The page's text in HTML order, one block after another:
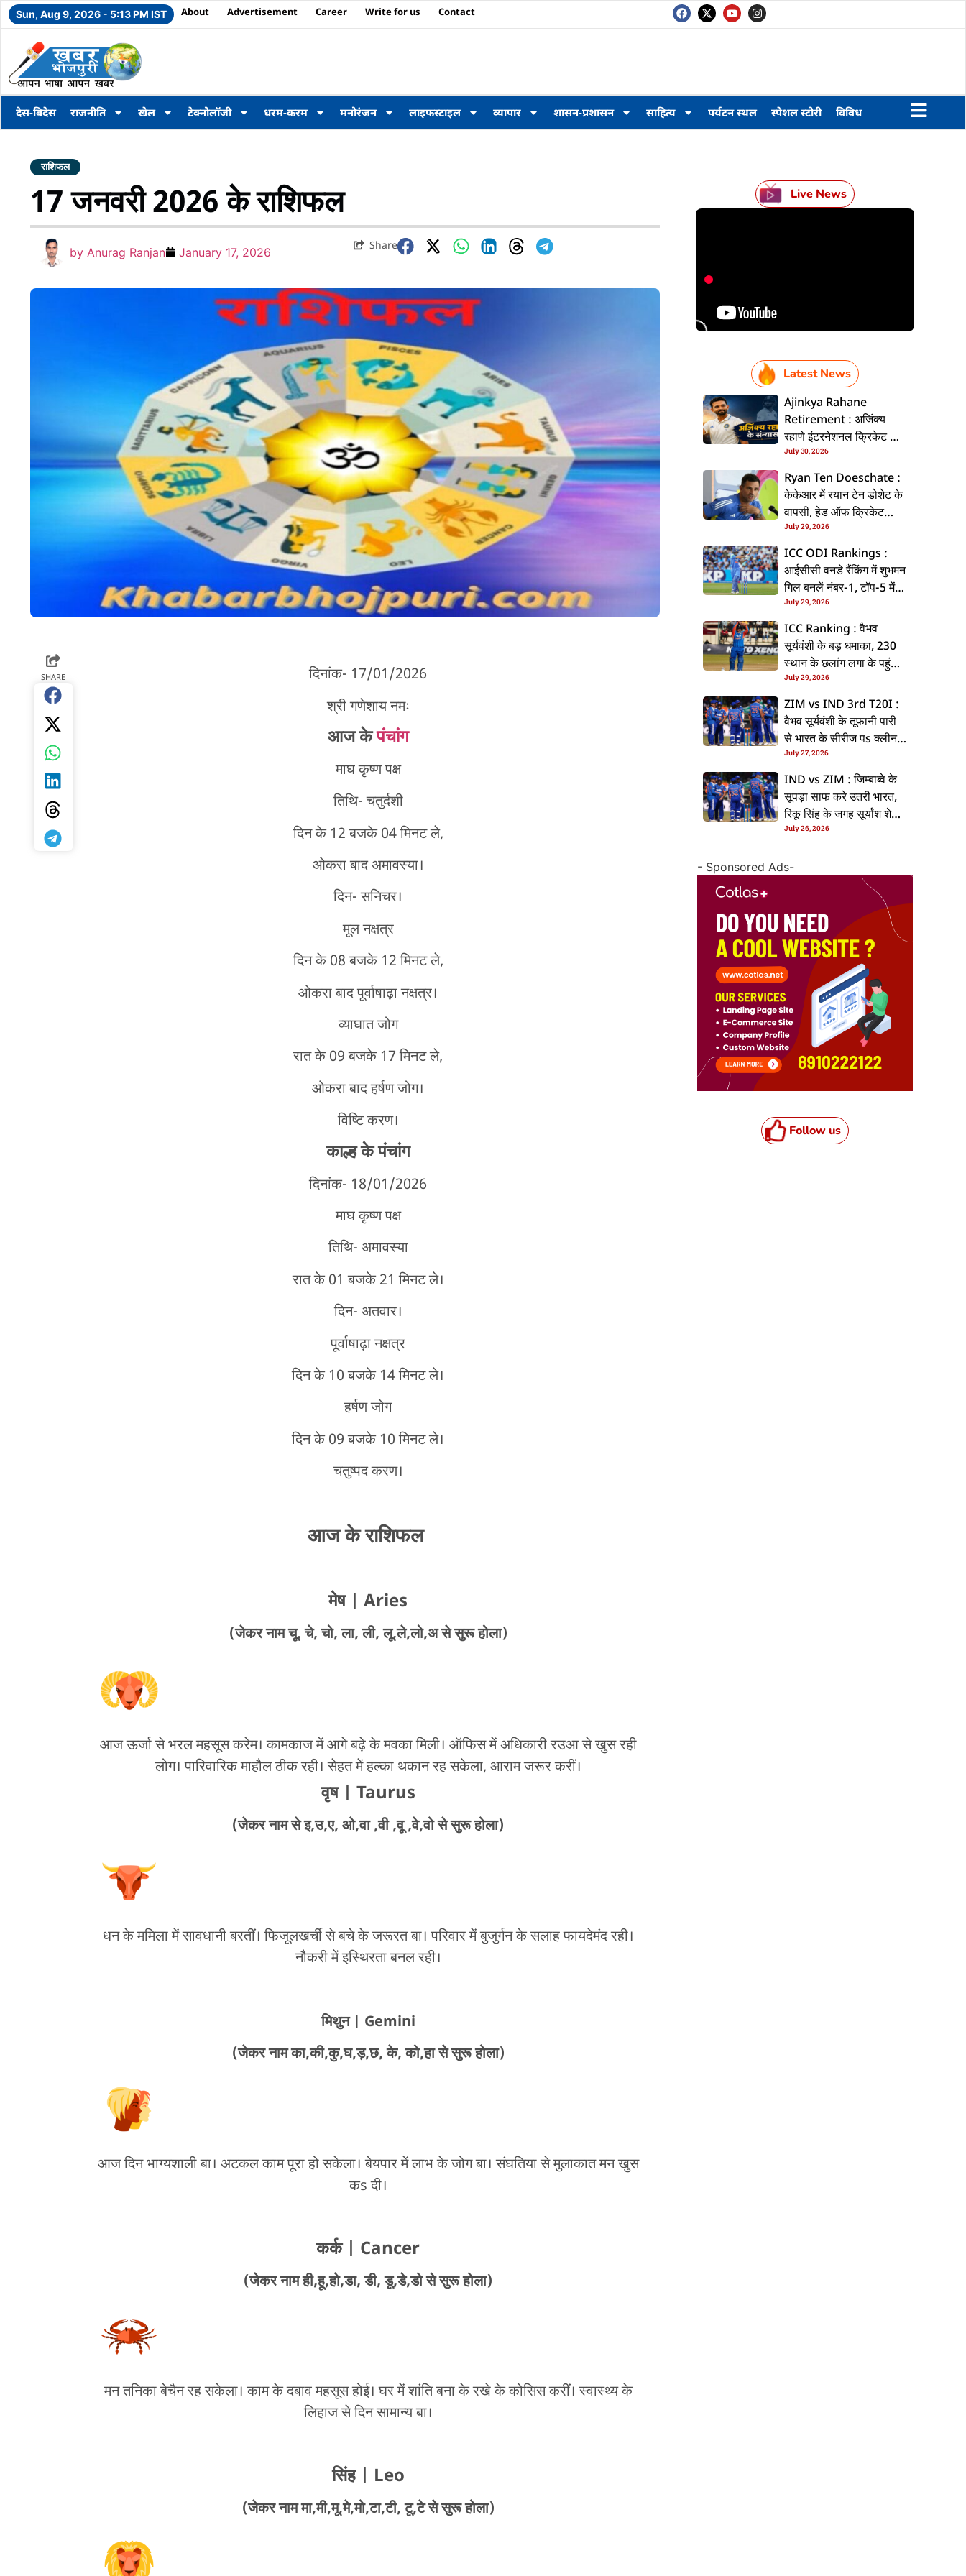
Sun, Aug 9, 2026 - 5:13 PM IST About Advertisement Career Write for us Contact
देस-बिदेस राजनीति खेल टेक्नोलॉजी धरम-करम मनोरंजन लाइफस्टाइल व्यापार शासन-प्रशासन साहित्य पर्यटन स्थल स्पेशल स्टोरी विविध
राशिफल
17 जनवरी 2026 के राशिफल
by Anurag Ranjan January 17, 2026
Share
SHARE
दिनांक- 17/01/2026
श्री गणेशाय नमः
आज केपंचांग
माघ कृष्ण पक्ष
तिथि- चतुर्दशी
दिन के 12 बजके 04 मिनट ले,
ओकरा बाद अमावस्या।
दिन- सनिचर।
मूल नक्षत्र
दिन के 08 बजके 12 मिनट ले,
ओकरा बाद पूर्वाषाढ़ा नक्षत्र।
व्याघात जोग
रात के 09 बजके 17 मिनट ले,
ओकरा बाद हर्षण जोग।
विष्टि करण।
काल्हके पंचांग
दिनांक- 18/01/2026
माघ कृष्ण पक्ष
तिथि- अमावस्या
रात के 01 बजके 21 मिनट ले।
दिन- अतवार।
पूर्वाषाढ़ा नक्षत्र
दिन के 10 बजके 14 मिनट ले।
हर्षण जोग
दिन के 09 बजके 10 मिनट ले।
चतुष्पद करण।
आज के राशिफल
मेष | Aries
(जेकर नाम चू, चे, चो, ला, ली, लू,ले,लो,अ से सुरू होला)
आज ऊर्जा से भरल महसूस करेम। कामकाज में आगे बढ़े के मवका मिली। ऑफिस में अधिकारी रउआ से खुस रही
लोग। पारिवारिक माहौल ठीक रही। सेहत में हल्का थकान रह सकेला, आराम जरूर करीं।
वृष | Taurus
(जेकर नाम से इ,उ,ए, ओ,वा ,वी ,वू ,वे,वो से सुरू होला)
धन के ममिला में सावधानी बरतीं। फिजूलखर्ची से बचे के जरूरत बा। परिवार में बुजुर्गन के सलाह फायदेमंद रही।
नौकरी में इस्थिरता बनल रही।
मिथुन
| Gemini
(जेकर नाम का,की,कु,घ,ड़,छ, के, को,हा से सुरू होला)
आज दिन भाग्यशाली बा। अटकल काम पूरा हो सकेला। बेयपार में लाभ के जोग बा। संघतिया से मुलाकात मन खुस
कs दी।
कर्क | Cancer
(जेकर नाम ही,हू,हो,डा, डी, डू,डे,डो से सुरू होला)
मन तनिका बेचैन रह सकेला। काम के दबाव महसूस होई। घर में शांति बना के रखे के कोसिस करीं। स्वास्थ्य के
लिहाज से दिन सामान्य बा।
सिंह | Leo
(जेकर नाम मा,मी,मू,मे,मो,टा,टी, टू,टे से सुरू होला)
Live News
Latest News
Ajinkya Rahane
Retirement : अजिंक्य
रहाणे इंटरनेशनल क्रिकेट से
ललें संन्यास, सोशल मीडिया
पs पोस्ट कs के कइलें एलान
July 30, 2026
Ryan Ten Doeschate :
केकेआर में रयान टेन डोशेट के
वापसी, हेड ऑफ क्रिकेट
स्ट्रेटजी के जिम्मेदारी संभरिहें
July 29, 2026
ICC ODI Rankings :
आईसीसी वनडे रैंकिंग में शुभमन
गिल बनलें नंबर-1, टॉप-5 में
भारत के तीन बल्लेबाज
July 29, 2026
ICC Ranking : वैभव
सूर्यवंशी के बड़ धमाका, 230
स्थान के छलांग लगा के पहुंचलें
48वां नंबर पs
July 29, 2026
ZIM vs IND 3rd T20I :
वैभव सूर्यवंशी के तूफानी पारी
से भारत के सीरीज पs क्लीन
स्वीप, जिम्बाब्वे 35 रन से
हारल
July 27, 2026
IND vs ZIM : जिम्बाब्वे के
सूपड़ा साफ करे उतरी भारत,
रिंकू सिंह के जगह सूर्यांश शेडगे
के मिल सकेला मवका
July 26, 2026
- Sponsored Ads-
Follow us